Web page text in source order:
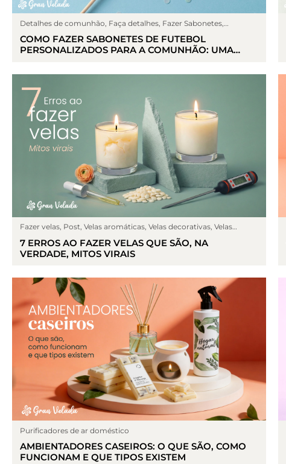
Detalhes de comunhão Faça detalhes Fazer Sabonetes
Sabonete de glicerina ,Sin categoría
COMO FAZER SABONETES DE FUTEBOL
PERSONALIZADOS PARA A COMUNHÃO: UMA
Fazer velas, Post,Velas aromáticas,Velas decorativas,Velas
esotéricas, Velas naturais
7 ERROS AO FAZER VELAS QUE SÃO, NA
VERDADE, MITOS VIRAIS
Purificadores de ar doméstico
AMBIENTADORES CASEIROS: O QUE SÃO, COMO
FUNCIONAM E QUE TIPOS EXISTEM